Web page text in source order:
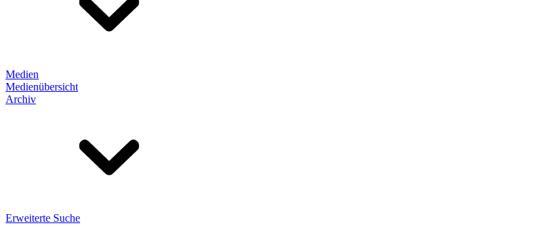
Medien
Medienübersicht
Archiv
Erweiterte Suche